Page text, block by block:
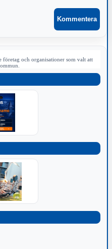
och organisationer som valt att